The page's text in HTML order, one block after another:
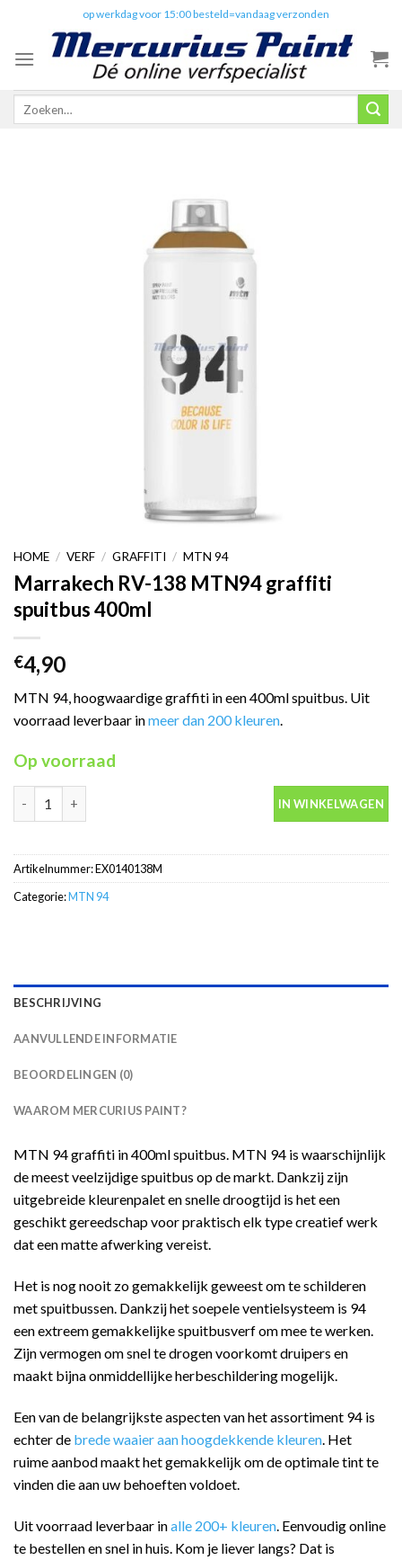
content
op werkdag voor 15:00 besteld=vandaag verzonden
Zoeken
HOME / VERF / GRAFFITI / MTN 94
Marrakech RV-138 MTN94 graffiti
spuitbus 400ml
€4,90
MTN 94, hoogwaardige graffiti in een 400ml spuitbus. Uit
voorraad leverbaar inmeer dan 200 kleuren.
Op voorraad
IN WINKELWAGEN
Artikelnummer:EX0140138M
Categorie:MTN 94
BESCHRIJVING
AANVULLENDE INFORMATIE
BEOORDELINGEN (0)
WAAROM MERCURIUS PAINT?
MTN 94 graffiti in 400ml spuitbus. MTN 94 is waarschijnlijk
de meest veelzijdige spuitbus op de markt. Dankzij zijn
uitgebreide kleurenpalet en snelle droogtijd is het een
geschikt gereedschap voor praktisch elk type creatief werk
dat een matte afwerking vereist.
Het is nog nooit zo gemakkelijk geweest om te schilderen
met spuitbussen. Dankzij het soepele ventielsysteem is 94
een extreem gemakkelijke spuitbusverf om mee te werken.
Zijn vermogen om snel te drogen voorkomt druipers en
maakt bijna onmiddellijke herbeschildering mogelijk.
Een van de belangrijkste aspecten van het assortiment 94 is
echter de brede waaier aan hoogdekkende kleuren. Het
ruime aanbod maakt het gemakkelijk om de optimale tint te
vinden die aan uw behoeften voldoet.
Uit voorraad leverbaar inalle 200+ kleuren . Eenvoudig online
te bestellen en snel in huis. Kom je liever langs? Dat is